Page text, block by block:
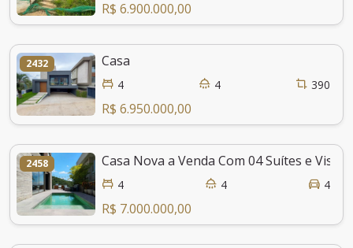
R$ 6.900.000,00
2432 Casa
4 4 390
R$ 6.950.000,00
2458 Casa Nova a Venda Com 04 Suítes e
4 4 4
R$ 7.000.000,00